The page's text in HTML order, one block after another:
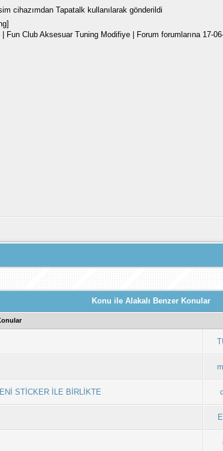
cihazımdan Tapatalk kullanılarak gönderildi
Fun Club Aksesuar Tuning Modifiye | Forum forumlarına 17-
Konu ile Alakalı Benzer Konular
STİCKER İLE BİRLİKTE